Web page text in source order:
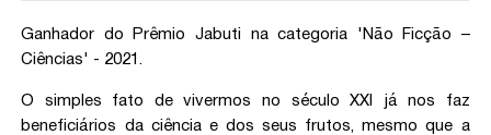
Ganhador do Prêmio Jabuti na categoria 'Não Ficção –
Ciências' - 2021.
O simples fato de vivermos no século XXI já nos faz
beneficiários da ciência e dos seus frutos, mesmo que a